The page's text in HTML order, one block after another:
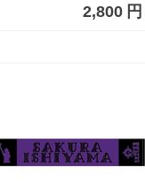
2,800 円